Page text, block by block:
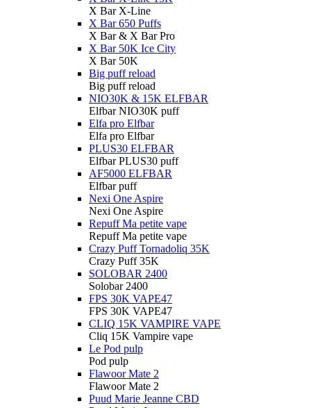
X Bar X-Line
X Bar 650 Puffs
X Bar & X Bar Pro
X Bar 50K Ice City
X Bar 50K
Big puff reload
Big puff reload
NIO30K & 15K ELFBAR
Elfbar NIO30K puff
Elfa pro Elfbar
Elfa pro Elfbar
PLUS30 ELFBAR
Elfbar PLUS30 puff
AF5000 ELFBAR
Elfbar puff
Nexi One Aspire
Nexi One Aspire
Repuff Ma petite vape
Repuff Ma petite vape
Crazy Puff Tornadoliq 35K
Crazy Puff 35K
SOLOBAR 2400
Solobar 2400
FPS 30K VAPE47
FPS 30K VAPE47
CLIQ 15K VAMPIRE VAPE
Cliq 15K Vampire vape
Le Pod pulp
Pod pulp
Flawoor Mate 2
Flawoor Mate 2
Puud Marie Jeanne CBD